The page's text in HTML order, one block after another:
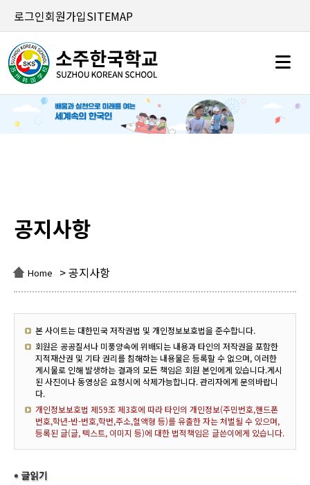
로그인회원가입SITEMAP
공지사항
Home > 공지사항
본 사이트는 대한민국 저작권법 및 개인정보보호법을 준수합니다.
회원은 공공질서나 미풍양속에 위배되는 내용과 타인의 저작권을 포함한
지적재산권 및 기타 권리를 침해하는 내용물은 등록할 수 없으며, 이러한
게시물로 인해 발생하는 결과의 모든 책임은 회원 본인에게 있습니다.게시
된 사진이나 동영상은 요청시에 삭제가능합니다. 관리자에게 문의바랍니
다.
개인정보보호법 제59조 제3호에 따라 타인의 개인정보(주민번호,핸드폰
번호,학년-반-번호,학번,주소,혈액형 등)를 유출한 자는 처벌될 수 있으며,
등록된 글(글, 텍스트, 이미지 등)에 대한 법적책임은 글쓴이에게 있습니다.